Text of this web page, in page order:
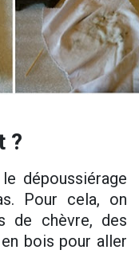
?
dépoussiérage
Pour cela, on
de chèvre, des
bois pour aller